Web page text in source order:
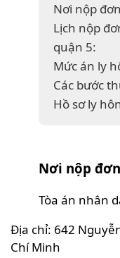
Nơi nộp
Lịch nộp
quận 5:
Mức án ly
Các bước
Hồ sơ ly
Nơi nộp
Tòa án nhân
Địa chỉ: 642
Chí Minh